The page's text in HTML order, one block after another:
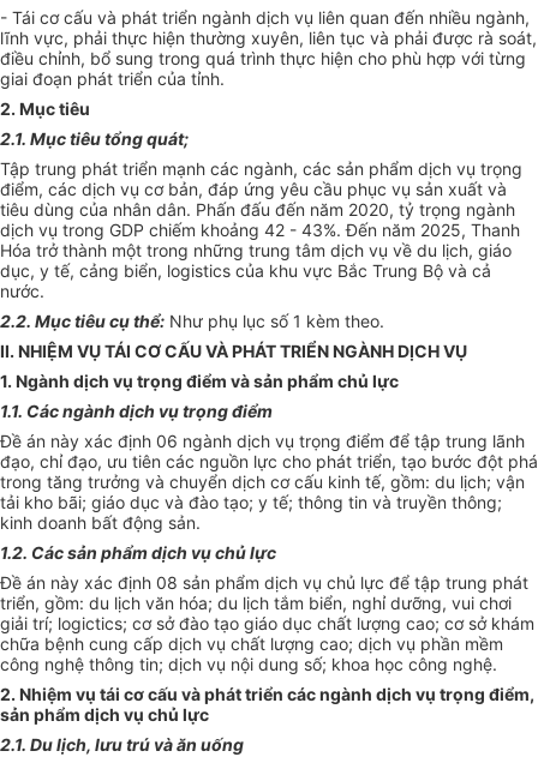
- Tái cơ cấu và phát triển ngành dịch vụ liên quan đến nhiều ngành,
lĩnh vực, phải thực hiện thường xuyên, liên tục và phải được rà soát,
điều chỉnh, bổ sung trong quá trình thực hiện cho phù hợp với từng
giai đoạn phát triển của tỉnh.
2. Mục tiêu
2.1. Mục tiêu tổng quát;
Tập trung phát triển mạnh các ngành, các sản phẩm dịch vụ trọng
điểm, các dịch vụ cơ bản, đáp ứng yêu cầu phục vụ sản xuất và
tiêu dùng của nhân dân. Phấn đấu đến năm 2020, tỷ trọng ngành
dịch vụ trong GDP chiếm khoảng 42 - 43%. Đến năm 2025, Thanh
Hóa trở thành một trong những trung tâm dịch vụ về du lịch, giáo
dục, y tế, cảng biển, logistics của khu vực Bắc Trung Bộ và cả
nước.
2.2. Mục tiêu cụ thể: Như phụ lục số 1 kèm theo.
II. NHIỆM VỤ TÁI CƠ CẤU VÀ PHÁT TRIỂN NGÀNH DỊCH VỤ
1. Ngành dịch vụ trọng điểm và sản phẩm chủ lực
1.1. Các ngành dịch vụ trọng điểm
Đề án này xác định 06 ngành dịch vụ trọng điểm để tập trung lãnh
đạo, chỉ đạo, ưu tiên các nguồn lực cho phát triển, tạo bước đột phá
trong tăng trưởng và chuyển dịch cơ cấu kinh tế, gồm: du lịch; vận
tải kho bãi; giáo dục và đào tạo; y tế; thông tin và truyền thông;
kinh doanh bất động sản.
1.2. Các sản phẩm dịch vụ chủ lực
Đề án này xác định 08 sản phẩm dịch vụ chủ lực để tập trung phát
triển, gồm: du lịch văn hóa; du lịch tắm biển, nghỉ dưỡng, vui chơi
giải trí; logictics; cơ sở đào tạo giáo dục chất lượng cao; cơ sở khám
chữa bệnh cung cấp dịch vụ chất lượng cao; dịch vụ phần mềm
công nghệ thông tin; dịch vụ nội dung số; khoa học công nghệ.
2. Nhiệm vụ tái cơ cấu và phát triển các ngành dịch vụ trọng điểm,
sản phẩm dịch vụ chủ lực
2.1. Du lịch, lưu trú và ăn uống